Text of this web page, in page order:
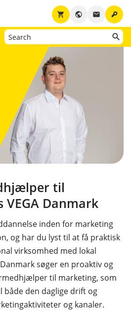
key
email
public
shopping_cart
til
Danmark
inden for marketing
og har du lyst til at få praktisk
virksomhed med lokal
søger en proaktiv og
til marketing, som
både den daglige drift og
og kanaler.